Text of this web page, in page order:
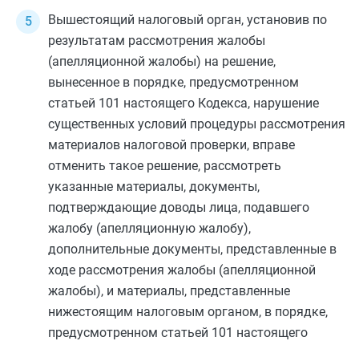
Вышестоящий налоговый орган, установив по
результатам рассмотрения жалобы
(апелляционной жалобы) на решение,
вынесенное в порядке, предусмотренном
статьей 101 настоящего Кодекса, нарушение
существенных условий процедуры рассмотрения
материалов налоговой проверки, вправе
отменить такое решение, рассмотреть
указанные материалы, документы,
подтверждающие доводы лица, подавшего
жалобу (апелляционную жалобу),
дополнительные документы, представленные в
ходе рассмотрения жалобы (апелляционной
жалобы), и материалы, представленные
нижестоящим налоговым органом, в порядке,
предусмотренном статьей 101 настоящего